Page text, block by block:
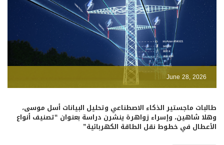
June 28, 2026
طالبات ماجستير الذكاء الاصطناعي وتحليل البيانات أسل موسى،
وهلا شاهين، وإسراء زواهرة ينشرن دراسة بعنوان “تصنيف أنواع
الأعطال في خطوط نقل الطاقة الكهربائية”